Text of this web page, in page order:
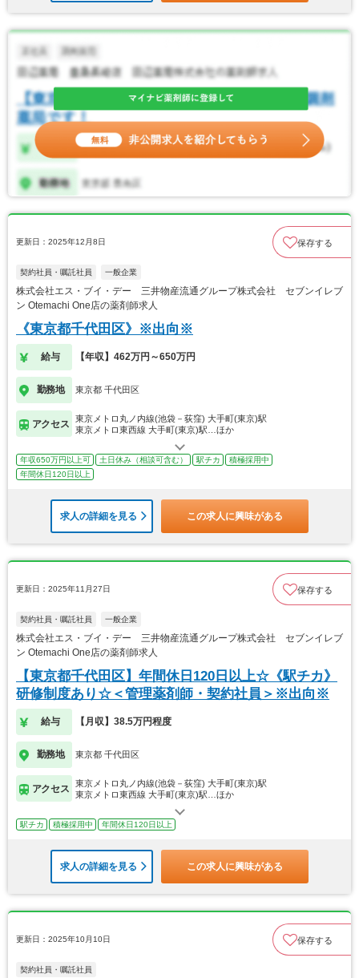
更新日：2025年12月8日 保存する
契約社員・嘱託社員 一般企業
株式会社エス・ブイ・デー 三井物産流通グループ株式会社 セブンイレブ
ン Otemachi One店の薬剤師求人
《東京都千代田区》※出向※
給与 【年収】462万円～650万円
勤務地 東京都 千代田区
アクセス
東京メトロ丸ノ内線(池袋－荻窪) 大手町(東京)駅
東京メトロ東西線 大手町(東京)駅…ほか
年収650万円以上可 土日休み（相談可含む） 駅チカ
積極採用中
年間休日120日以上
求人の詳細を見る この求人に興味がある
更新日：2025年11月27日 保存する
契約社員・嘱託社員 一般企業
株式会社エス・ブイ・デー 三井物産流通グループ株式会社 セブンイレブ
ン Otemachi One店の薬剤師求人
【東京都千代田区】年間休日120日以上☆《駅チカ》
研修制度あり☆＜管理薬剤師・契約社員＞※出向※
給与 【月収】38.5万円程度
勤務地 東京都 千代田区
アクセス
東京メトロ丸ノ内線(池袋－荻窪) 大手町(東京)駅
東京メトロ東西線 大手町(東京)駅…ほか
駅チカ 積極採用中 年間休日120日以上
求人の詳細を見る この求人に興味がある
更新日：2025年10月10日 保存する
契約社員・嘱託社員